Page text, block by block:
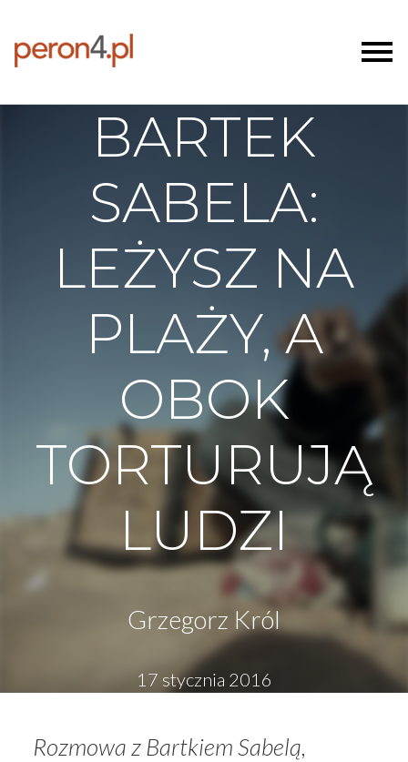
BARTEK
SABELA:
LEŻYSZ NA
PLAŻY, A
OBOK
TORTURUJĄ
LUDZI
Grzegorz Król
17 stycznia 2016
Rozmowa z Bartkiem Sabelą,